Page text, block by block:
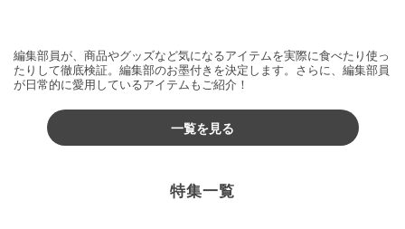
編集部員が、商品やグッズなど気になるアイテムを実際に食べたり使っ
たりして徹底検証。編集部のお墨付きを決定します。さらに、編集部員
が日常的に愛用しているアイテムもご紹介！
一覧を見る
特集一覧